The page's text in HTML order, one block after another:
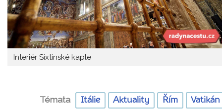
Interiér Sixtinské kaple
Témata Itálie Aktuality Řím Vatikán